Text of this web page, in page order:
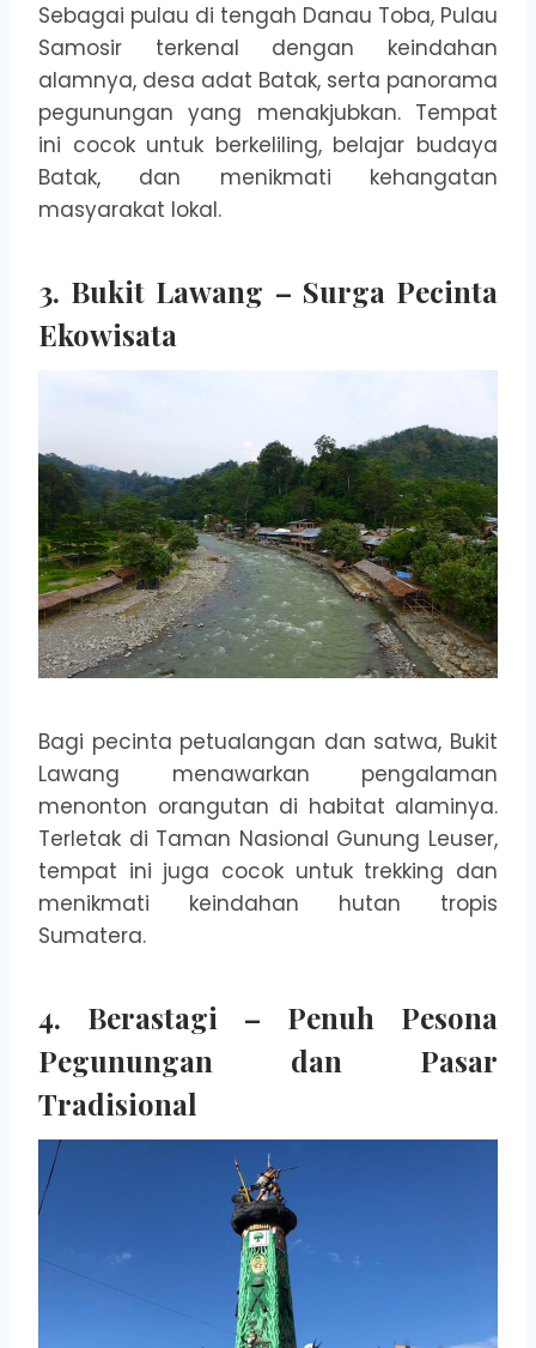
Sebagai pulau di tengah Danau Toba, Pulau
Samosir terkenal dengan keindahan
alamnya, desa adat Batak, serta panorama
pegunungan yang menakjubkan. Tempat
ini cocok untuk berkeliling, belajar budaya
Batak, dan menikmati kehangatan
masyarakat lokal.
3. Bukit Lawang – Surga Pecinta
Ekowisata
Bagi pecinta petualangan dan satwa, Bukit
Lawang menawarkan pengalaman
menonton orangutan di habitat alaminya.
Terletak di Taman Nasional Gunung Leuser,
tempat ini juga cocok untuk trekking dan
menikmati keindahan hutan tropis
Sumatera.
4. Berastagi – Penuh Pesona
Pegunungan dan Pasar
Tradisional